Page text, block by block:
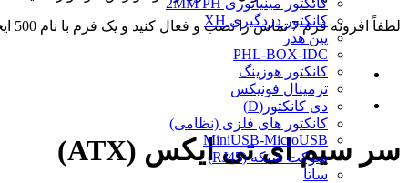
کانکتور دزدگیری XH
پین هدر
PHL-BOX-IDC
کانکتور هوزینگ
ترمینال فونیکس
دی کانکتور(D)
کانکتور های فلزی (نظامی)
MiniUSB-MicroUSB
سوکت شبکه (RJ45)
ساتا
لطفاً افزونه فرم 7 تماس را نصب و فعال کنید و یک فرم با نام 500 ایجاد کنید.
سر سیم ای تی ایکس (ATX)